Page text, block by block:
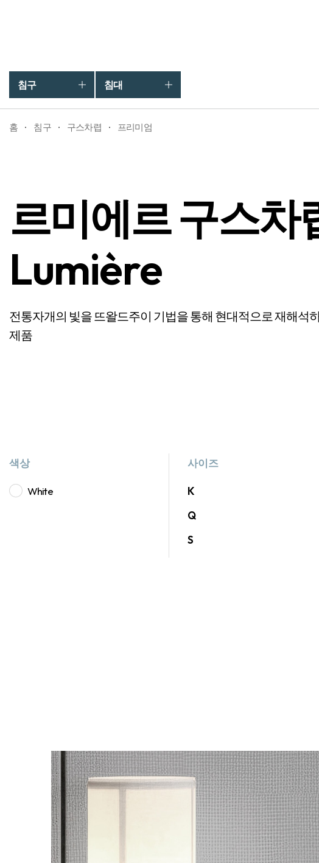
침구 침대
홈 침구 구스차렵 프리미엄
르미에르 구스차
Lumière
전통자개의 빛을 뜨왈드주이 기법을 통해 현대적으로 재해석
제품
색상
White
사이즈
K
Q
S